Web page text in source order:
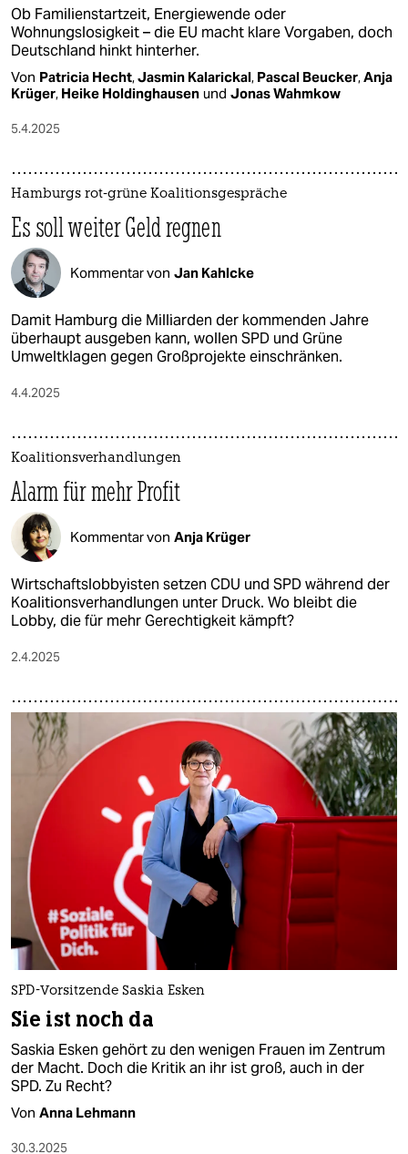
Ob Familienstartzeit, Energiewende oder
Wohnungslosigkeit – die EU macht klare Vorgaben, doch
Deutschland hinkt hinterher.
Von Patricia Hecht,Jasmin Kalarickal, Pascal Beucker,Anja
Krüger, Heike Holdinghausen und Jonas Wahmkow
5.4.2025
Hamburgs rot-grüne Koalitionsgespräche
Es soll weiter Geld regnen
Kommentar von Jan Kahlcke
Damit Hamburg die Milliarden der kommenden Jahre
überhaupt ausgeben kann, wollen SPD und Grüne
Umweltklagen gegen Großprojekte einschränken.
4.4.2025
Koalitionsverhandlungen
Alarm für mehr Profit
Kommentar von Anja Krüger
Wirtschaftslobbyisten setzen CDU und SPD während der
Koalitionsverhandlungen unter Druck. Wo bleibt die
Lobby, die für mehr Gerechtigkeit kämpft?
2.4.2025
SPD-Vorsitzende Saskia Esken
Sie ist noch da
Saskia Esken gehört zu den wenigen Frauen im Zentrum
der Macht. Doch die Kritik an ihr ist groß, auch in der
SPD. Zu Recht?
Von Anna Lehmann
30.3.2025